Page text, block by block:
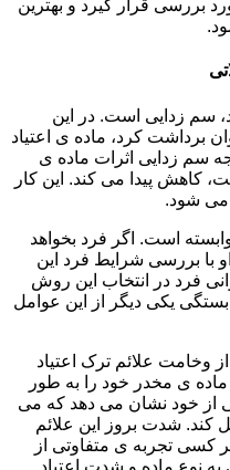
بررسی قرار گیرد و بهترین
سم زدایی است. در این
برداشت کرد، ماده ی اعتیاد
سم زدایی اثرات ماده ی
کاهش پیدا می کند. این کار
می شود.
است. اگر فرد بخواهد
با بررسی شرایط فرد این
فرد در انتخاب این روش
یکی دیگر از این عوامل
وخامت علائم ترک اعتیاد
ی مخدر خود را به طور
از خود نشان می دهد که می
کند. شدت بروز این علائم
کسی تجربه ی متفاوتی از
نوع ماده و شدت اعتیاد